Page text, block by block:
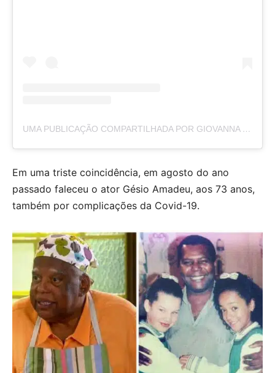
UMA PUBLICAÇÃO COMPARTILHADA POR GIOVANNA GRIGIO (@GIGIGRIGIO)
Em uma triste coincidência, em agosto do ano
passado faleceu o ator Gésio Amadeu, aos 73 anos,
também por complicações da Covid-19.